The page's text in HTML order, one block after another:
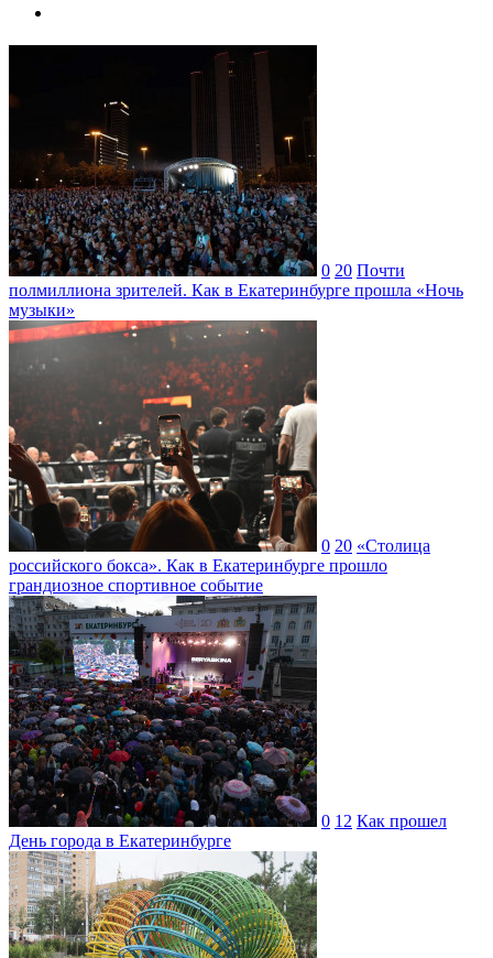
0 20 Почти
полмиллиона зрителей. Как в Екатеринбурге прошла «Ночь
музыки»
0 20 «Столица
российского бокса». Как в Екатеринбурге прошло
грандиозное спортивное событие
0 12 Как прошел
День города в Екатеринбурге